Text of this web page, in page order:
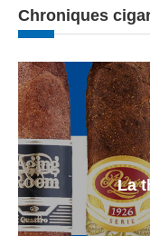
Chroniques
La